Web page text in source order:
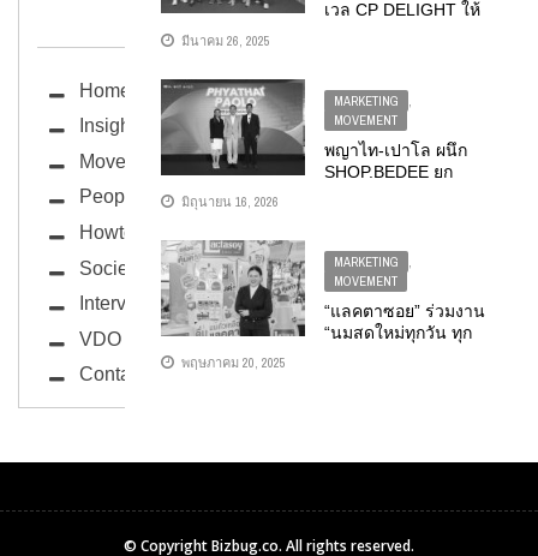
เวล CP DELIGHT ให้
ไม่พลาด!
มีนาคม 26, 2025
MARKETING
MOVEMENT
พญาไท-เปาโล ผนึก
SHOP.BEDEE ยก
PERSONALIZED
HEALTHCARE ผ่าน
DIGITAL HEALTH
ECOSYSTEM
มิถุนายน 16, 2026
MARKETING
,
MOVEMENT
“แลคตาซอย” ร่วมงาน
“นมสดใหม่ทุกวัน ทุก
พฤษภาคม 20, 2025
BUG ซอกแซก
Home
Insight
Movement
People
Howto
Society
Interview
VDO
Contact
© CopyrightBizbug.co. All rights reserved.